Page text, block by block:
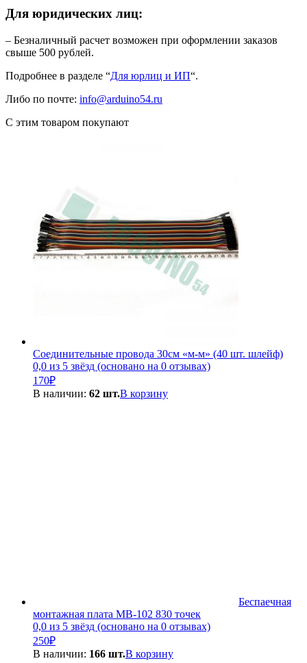
Для юридических лиц:
– Безналичный расчет возможен при оформлении заказов
свыше 500 рублей.
Подробнее в разделе “Для юрлиц и ИП“.
Либо по почте: info@arduino54.ru
С этим товаром покупают
Соединительные провода 30см «м-м» (40 шт. шлейф)
0,0 из 5 звёзд (основано на 0 отзывах)
170₽
В наличии: 62 шт.В корзину
Беспаечная
монтажная плата MB-102 830 точек
0,0 из 5 звёзд (основано на 0 отзывах)
250₽
В наличии: 166 шт.В корзину